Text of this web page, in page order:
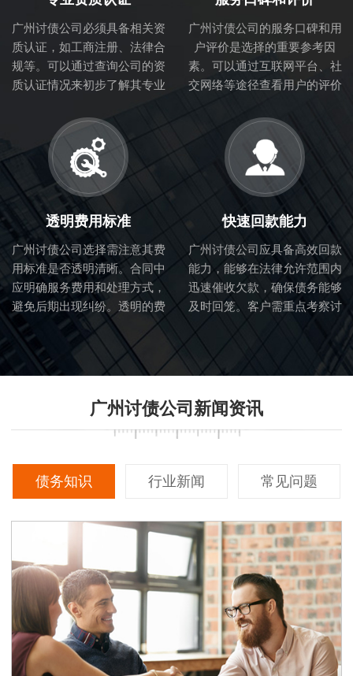
广州讨债公司必须具备相关资
质认证，如工商注册、法律合
规等。可以通过查询公司的资
质认证情况来初步了解其专业
广州讨债公司的服务口碑和用
户评价是选择的重要参考因
素。可以通过互联网平台、社
交网络等途径查看用户的评价
服务质量。
透明费用标准
广州讨债公司选择需注意其费
用标准是否透明清晰。合同中
应明确服务费用和处理方式，
避免后期出现纠纷。透明的费
用标准也体现了讨债公司的诚
信度。
快速回款能力
广州讨债公司应具备高效回款
能力，能够在法律允许范围内
迅速催收欠款，确保债务能够
及时回笼。客户需重点考察讨
广州讨债公司新闻资讯
债务知识 行业新闻 常见问题